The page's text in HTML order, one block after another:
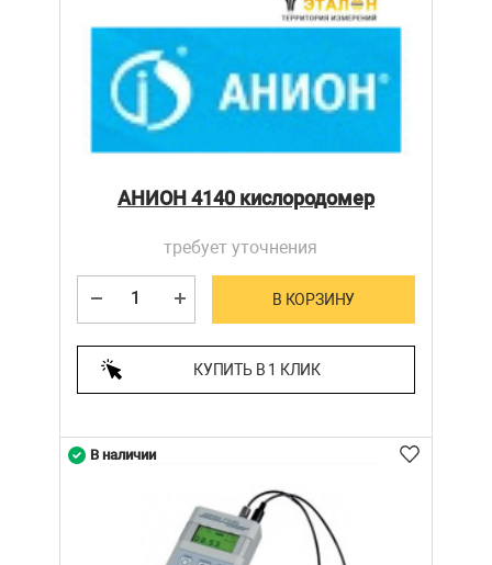
АНИОН 4140 кислородомер
требует уточнения
В КОРЗИНУ
КУПИТЬ В 1 КЛИК
В наличии